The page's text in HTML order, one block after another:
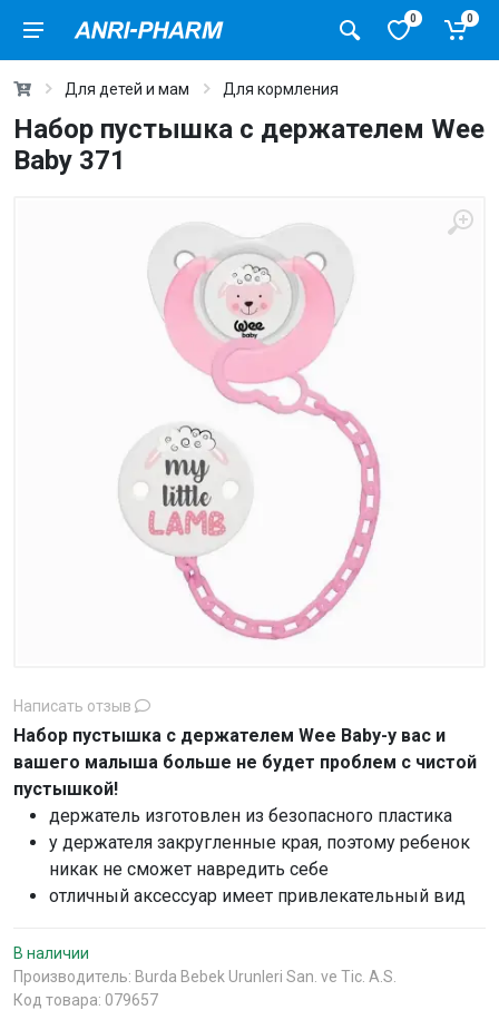
0 0
Для детей и мам Для кормления
Набор пустышка с держателем Wee
Baby 371
Написать отзыв
Набор пустышка с держателем Wee Baby-у вас и
вашего малыша больше не будет проблем с чистой
пустышкой!
держатель изготовлен из безопасного пластика
у держателя закругленные края, поэтому ребенок
никак не сможет навредить себе
отличный аксессуар имеет привлекательный вид
В наличии
Производитель: Burda Bebek Urunleri San. ve Tic. A.S.
Код товара: 079657